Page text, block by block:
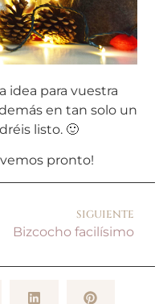
idea para vuestra
en tan solo un
listo. 🙂
pronto!
SIGUIENTE
Bizcocho facilísimo